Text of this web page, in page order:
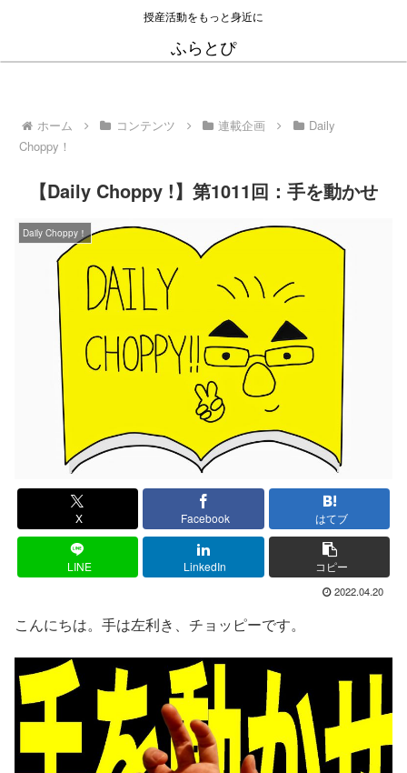
授産活動をもっと身近に
ふらとぴ
ホーム コンテンツ 連載企画
Daily
Choppy！
【Daily Choppy !】第1011回：手を動かせ
Daily Choppy！
X Facebook はてブ
LINE LinkedIn コピー
2022.04.20
こんにちは。手は左利き、チョッピーです。